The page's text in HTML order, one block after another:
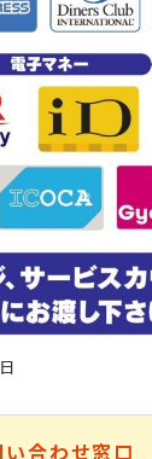
い合わせ窓口